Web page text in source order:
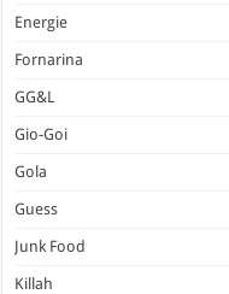
Energie
Fornarina
GG&L
Gio-Goi
Gola
Guess
Junk Food
Killah